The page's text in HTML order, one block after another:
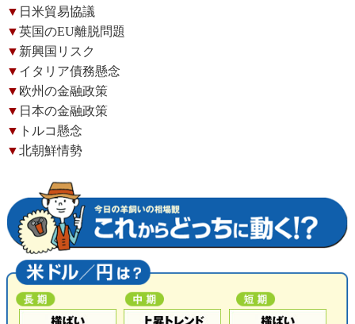
▼ 日米貿易協議
▼英国のEU離脱問題
▼ 新興国リスク
▼ イタリア債務懸念
▼ 欧州の金融政策
▼ 日本の金融政策
▼ トルコ懸念
▼北朝鮮情勢